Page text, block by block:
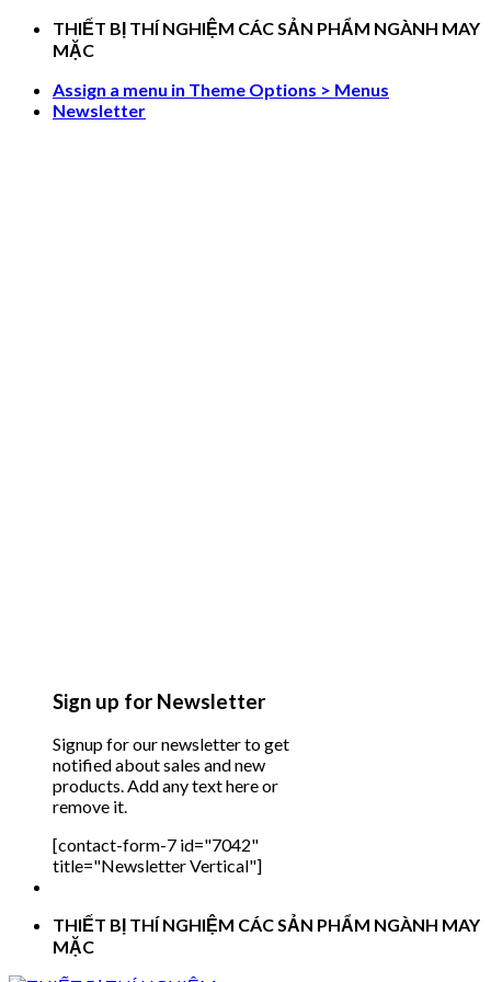
Skip
THIẾT BỊ THÍ NGHIỆM CÁC SẢN PHẨM NGÀNH MAY
MẶC
Assign a menu in Theme Options > Menus
Newsletter
Sign up for Newsletter
Signup for our newsletter to get
notified about sales and new
products. Add any text here or
remove it.
[contact-form-7 id="7042"
title="Newsletter Vertical"]
THIẾT BỊ THÍ NGHIỆM CÁC SẢN PHẨM NGÀNH MAY
MẶC